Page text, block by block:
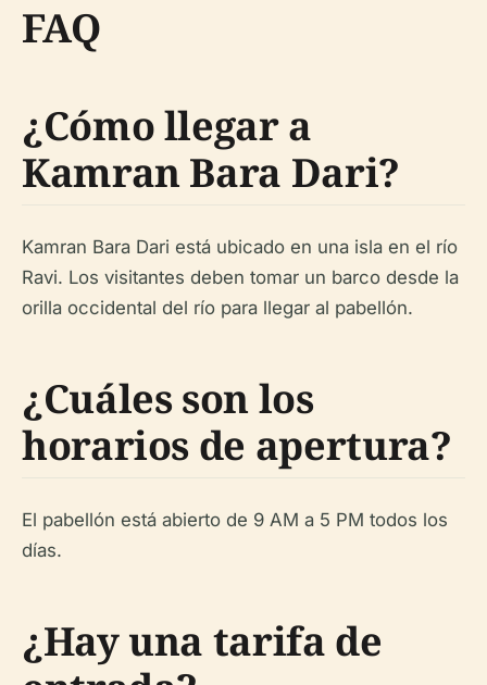
FAQ
¿Cómo llegar a
Kamran Bara Dari?
Kamran Bara Dari está ubicado en una isla en el río
Ravi. Los visitantes deben tomar un barco desde la
orilla occidental del río para llegar al pabellón.
¿Cuáles son los
horarios de apertura?
El pabellón está abierto de 9 AM a 5 PM todos los
días.
¿Hay una tarifa de